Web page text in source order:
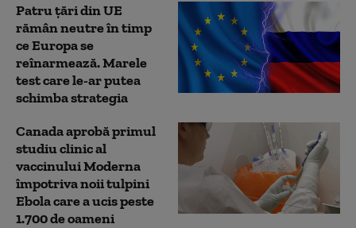
Patru țări din UE
rămân neutre în timp
ce Europa se
reînarmează. Marele
test care le-ar putea
schimba strategia
Canada aprobă primul
studiu clinic al
vaccinului Moderna
împotriva noii tulpini
Ebola care a ucis peste
1.700 de oameni